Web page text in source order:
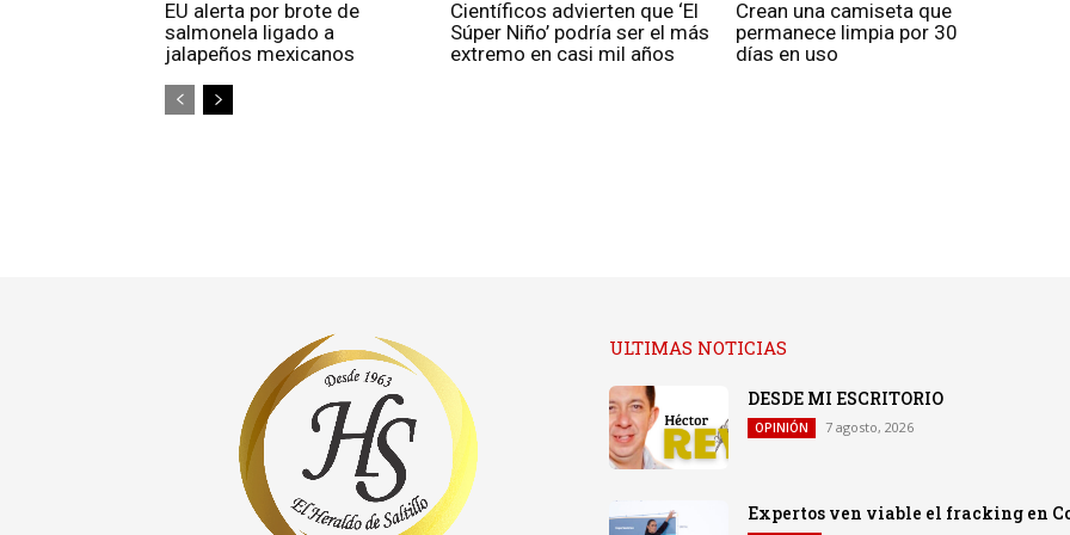
EU alerta por brote de
salmonela ligado a
jalapeños mexicanos
Científicos advierten que ‘El
Súper Niño’ podría ser el más
extremo en casi mil años
Crean una camiseta que
permanece limpia por 30
días en uso
ULTIMAS NOTICIAS
DESDE MI ESCRITORIO
OPINIÓN 7 agosto, 2026
Expertos ven viable el fracking en